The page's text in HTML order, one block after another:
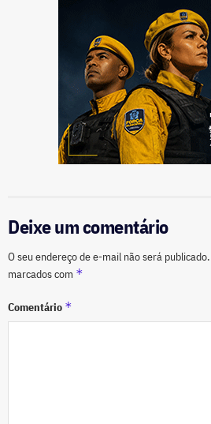
Deixe um comentário
O seu endereço de e-mail não será publicado.
marcados com *
Comentário *